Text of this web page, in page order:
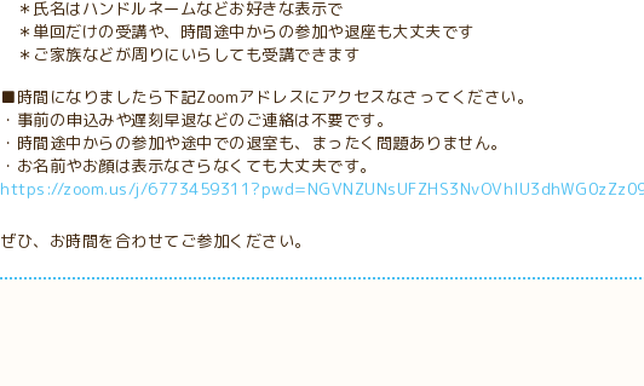
＊氏名はハンドルネームなどお好きな表示で
＊単回だけの受講や、時間途中からの参加や退座も大丈夫です
＊ご家族などが周りにいらしても受講できます
■時間になりましたら下記Zoomアドレスにアクセスなさってください。
・事前の申込みや遅刻早退などのご連絡は不要です。
・時間途中からの参加や途中での退室も、まったく問題ありません。
・お名前やお顔は表示なさらなくても大丈夫です。
https://zoom.us/j/
ぜひ、お時間を合わせてご参加ください。